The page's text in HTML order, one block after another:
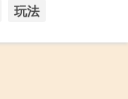
玩法